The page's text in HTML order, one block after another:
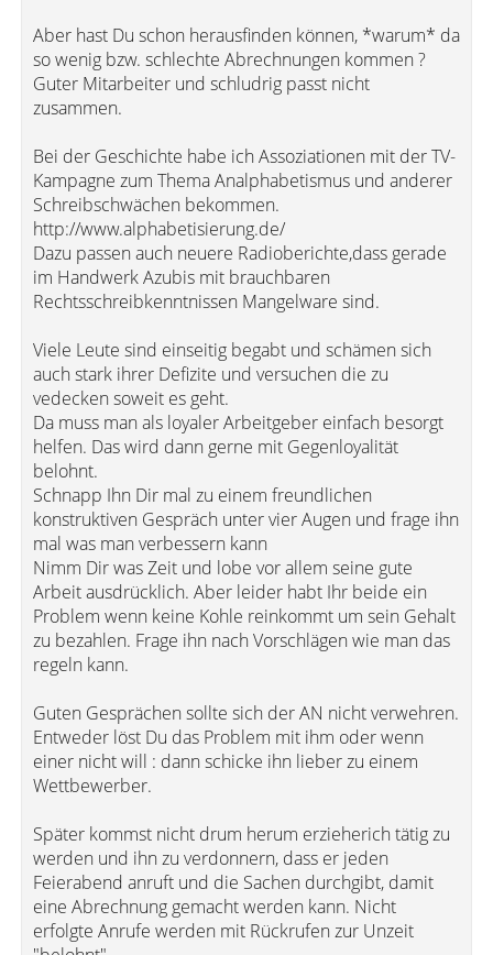
Aber hast Du schon herausfinden können, *warum* da
so wenig bzw. schlechte Abrechnungen kommen ?
Guter Mitarbeiter und schludrig passt nicht
zusammen.
Bei der Geschichte habe ich Assoziationen mit der TV-
Kampagne zum Thema Analphabetismus und anderer
Schreibschwächen bekommen.
http://www.alphabetisierung.de/
Dazu passen auch neuere Radioberichte,dass gerade
im Handwerk Azubis mit brauchbaren
Rechtsschreibkenntnissen Mangelware sind.
Viele Leute sind einseitig begabt und schämen sich
auch stark ihrer Defizite und versuchen die zu
vedecken soweit es geht.
Da muss man als loyaler Arbeitgeber einfach besorgt
helfen. Das wird dann gerne mit Gegenloyalität
belohnt.
Schnapp Ihn Dir mal zu einem freundlichen
konstruktiven Gespräch unter vier Augen und frage ihn
mal was man verbessern kann
Nimm Dir was Zeit und lobe vor allem seine gute
Arbeit ausdrücklich. Aber leider habt Ihr beide ein
Problem wenn keine Kohle reinkommt um sein Gehalt
zu bezahlen. Frage ihn nach Vorschlägen wie man das
regeln kann.
Guten Gesprächen sollte sich der AN nicht verwehren.
Entweder löst Du das Problem mit ihm oder wenn
einer nicht will : dann schicke ihn lieber zu einem
Wettbewerber.
Später kommst nicht drum herum erzieherich tätig zu
werden und ihn zu verdonnern, dass er jeden
Feierabend anruft und die Sachen durchgibt, damit
eine Abrechnung gemacht werden kann. Nicht
erfolgte Anrufe werden mit Rückrufen zur Unzeit